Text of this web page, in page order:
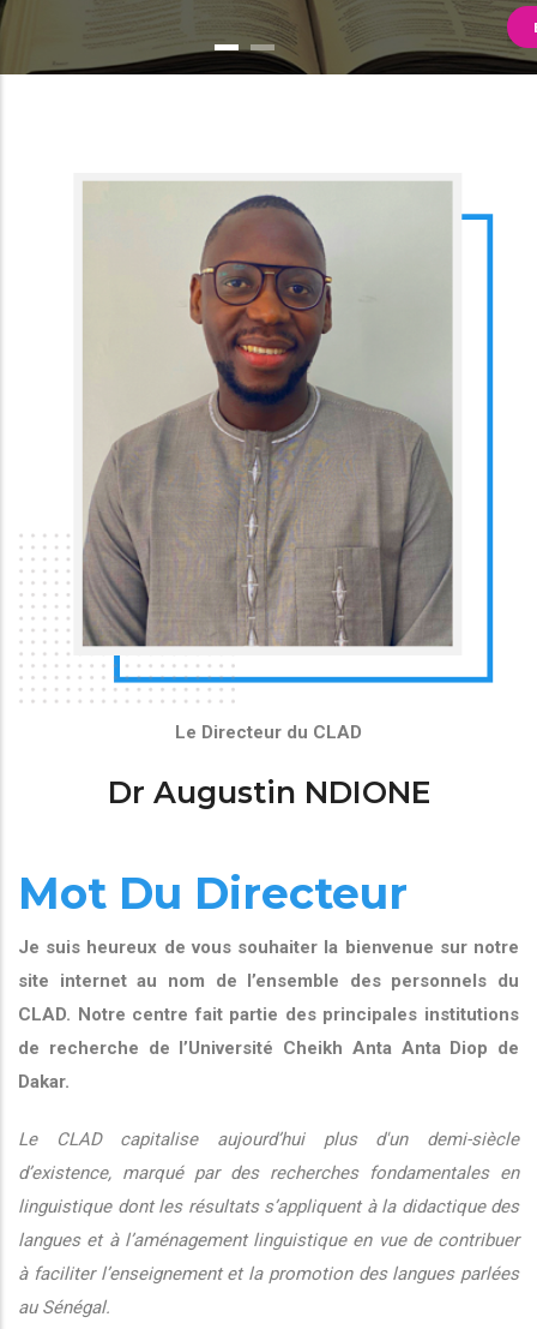
Le Directeur du CLAD
Dr Augustin NDIONE
Mot Du Directeur
Je suis heureux de vous souhaiter la bienvenue sur notre
site internet au nom de l’ensemble des personnels du
CLAD. Notre centre fait partie des principales institutions
de recherche de l’Université Cheikh Anta Anta Diop de
Dakar.
Le CLAD capitalise aujourd’hui plus d'un demi-siècle
d’existence, marqué par des recherches fondamentales en
linguistique dont les résultats s’appliquent à la didactique des
langues et à l’aménagement linguistique en vue de contribuer
à faciliter l’enseignement et la promotion des langues parlées
au Sénégal.